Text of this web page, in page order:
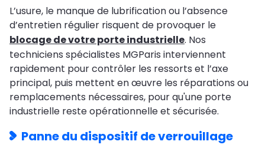
L’usure, le manque de lubrification ou l’absence
d’entretien régulier risquent de provoquer le
blocage de votre porte industrielle. Nos
techniciens spécialistes MGParis interviennent
rapidement pour contrôler les ressorts et l’axe
principal, puis mettent en œuvre les réparations ou
remplacements nécessaires, pour qu'une porte
industrielle reste opérationnelle et sécurisée.
Panne du dispositif de verrouillage